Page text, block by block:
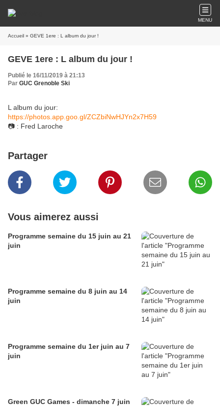
MENU
Accueil » GEVE 1ere : L album du jour !
GEVE 1ere : L album du jour !
Publié le 16/11/2019 à 21:13
Par GUC Grenoble Ski
L album du jour:
https://photos.app.goo.gl/ZCZbiNwHJYn2x7H59
📷 : Fred Laroche
Partager
Vous aimerez aussi
Programme semaine du 15 juin au 21
juin
Programme semaine du 8 juin au 14
juin
Programme semaine du 1er juin au 7
juin
Green GUC Games - dimanche 7 juin